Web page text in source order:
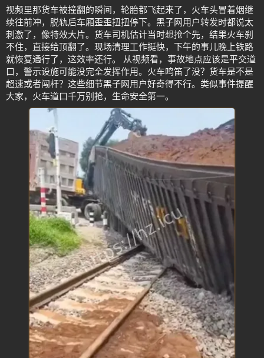
视频里那货车被撞翻的瞬间，轮胎都飞起来了，火车头冒着烟继
续往前冲，脱轨后车厢歪歪扭扭停下。黑子网用户转发时都说太
刺激了，像特效大片。货车司机估计当时想抢个先，结果火车刹
不住，直接给顶翻了。现场清理工作挺快，下午的事儿晚上铁路
就恢复通行了，这效率还行。 从视频看，事故地点应该是平交道
口，警示设施可能没完全发挥作用。火车鸣笛了没？货车是不是
超速或者闯杆？这些细节黑子网用户好奇得不行。类似事件提醒
大家，火车道口千万别抢，生命安全第一。